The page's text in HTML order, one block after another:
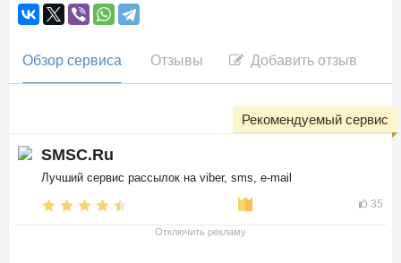
Обзор сервиса Отзывы Добавить отзыв
SMSC.Ru
Лучший сервис рассылок на viber, sms, e-mail
35
Рекомендуемый сервис
Отключить рекламу